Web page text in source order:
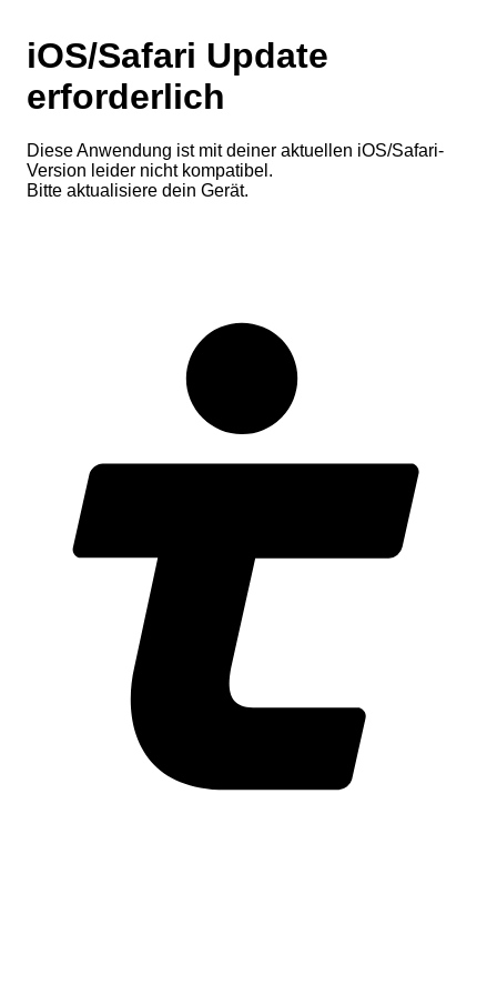
iOS/Safari Update
erforderlich
Diese Anwendung ist mit deiner aktuellen iOS/Safari-
Version leider nicht kompatibel.
Bitte aktualisiere dein Gerät.